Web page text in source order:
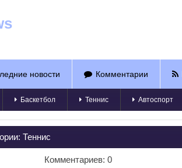
новости Комментарии
Баскетбол Теннис Автоспорт
Теннис
Комментариев: 0